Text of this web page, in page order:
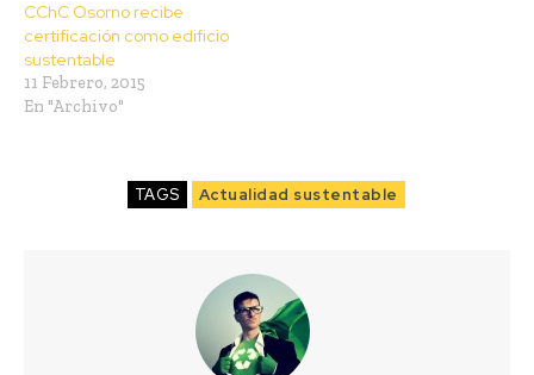
CChC Osorno recibe
certificación como edificio
sustentable
11 Febrero, 2015
En "Archivo"
TAGS Actualidad sustentable